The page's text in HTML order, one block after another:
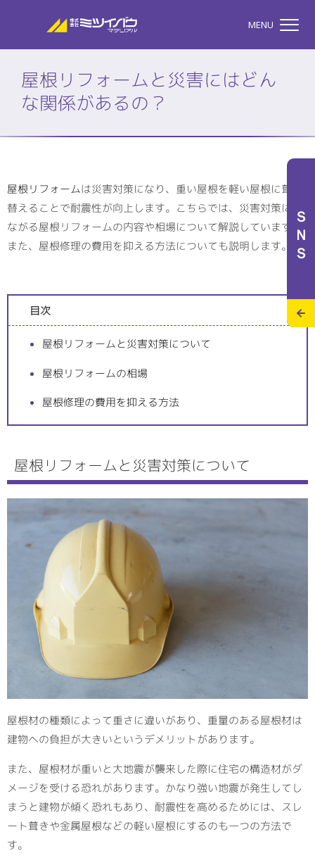
株式会社ミツイバウマテリア
MENU
TOP
私たちのこと
事業案内
特設サイト
お問合せ
メディアポリシー
RECRUITサイト
ＳＮＳ
屋根リフォームと災害にはどん
な関係があるの？
屋根リフォームは災害対策になり、重い屋根を軽い屋根に葺き
替えることで耐震性が向上します。こちらでは、災害対策につ
ながる屋根リフォームの内容や相場について解説しています。
また、屋根修理の費用を抑える方法についても説明します。
目次
屋根リフォームと災害対策について
屋根リフォームの相場
屋根修理の費用を抑える方法
屋根リフォームと災害対策について
屋根材の種類によって重さに違いがあり、重量のある屋根材は
建物への負担が大きいというデメリットがあります。
また、屋根材が重いと大地震が襲来した際に住宅の構造材がダ
メージを受ける恐れがあります。かなり強い地震が発生してし
まうと建物が傾く恐れもあり、耐震性を高めるためには、スレ
ート葺きや金属屋根などの軽い屋根にするのも一つの方法で
す。